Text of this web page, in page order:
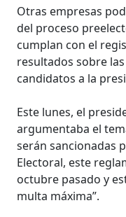
Otras empresas
del proceso
cumplan con el
resultados sobre
candidatos a la
Este lunes, el
argumentaba el
serán sancionadas
Electoral, este
octubre pasado y
multa máxima”.